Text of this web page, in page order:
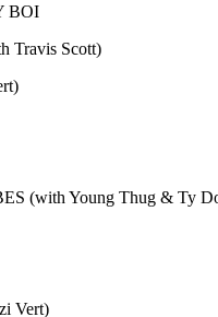
BOI
Travis Scott)
(with Young Thug & Ty
Vert)